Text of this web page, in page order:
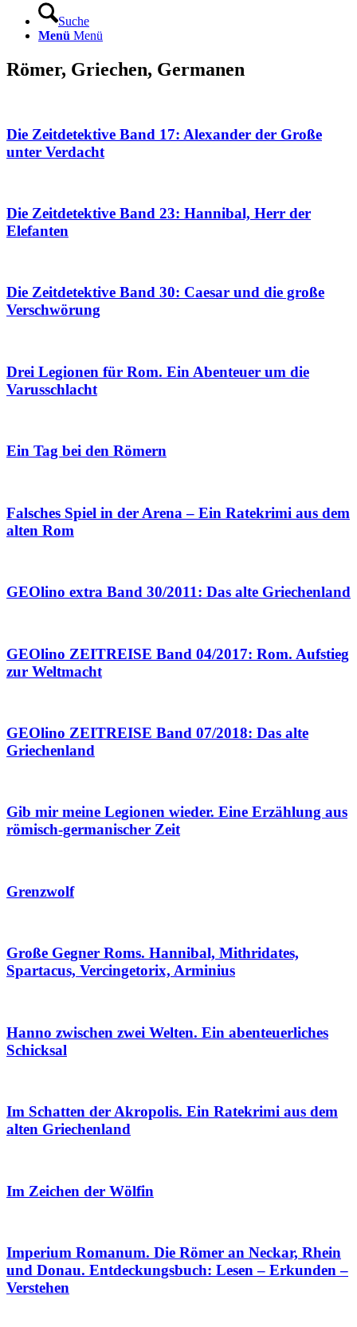
Suche
Menü Menü
Römer, Griechen, Germanen
Die Zeitdetektive Band 17: Alexander der Große
unter Verdacht
Die Zeitdetektive Band 23: Hannibal, Herr der
Elefanten
Die Zeitdetektive Band 30: Caesar und die große
Verschwörung
Drei Legionen für Rom. Ein Abenteuer um die
Varusschlacht
Ein Tag bei den Römern
Falsches Spiel in der Arena – Ein Ratekrimi aus dem
alten Rom
GEOlino extra Band 30/2011: Das alte Griechenland
GEOlino ZEITREISE Band 04/2017: Rom. Aufstieg
zur Weltmacht
GEOlino ZEITREISE Band 07/2018: Das alte
Griechenland
Gib mir meine Legionen wieder. Eine Erzählung aus
römisch-germanischer Zeit
Grenzwolf
Große Gegner Roms. Hannibal, Mithridates,
Spartacus, Vercingetorix, Arminius
Hanno zwischen zwei Welten. Ein abenteuerliches
Schicksal
Im Schatten der Akropolis. Ein Ratekrimi aus dem
alten Griechenland
Im Zeichen der Wölfin
Imperium Romanum. Die Römer an Neckar, Rhein
und Donau. Entdeckungsbuch: Lesen – Erkunden –
Verstehen